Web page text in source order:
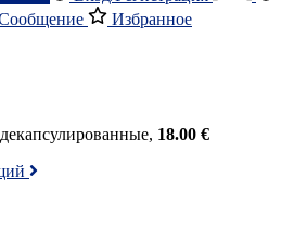
Избранное
18.00 €